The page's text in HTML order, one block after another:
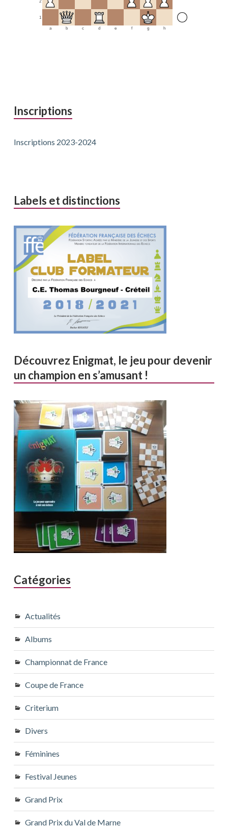
1
2
a b c d e f g h
Inscriptions
Inscriptions 2023-2024
Labels et distinctions
Découvrez Enigmat, le jeu pour devenir
un champion en s’amusant !
Catégories
Actualités
Albums
Championnat de France
Coupe de France
Criterium
Divers
Féminines
Festival Jeunes
Grand Prix
Grand Prix du Val de Marne